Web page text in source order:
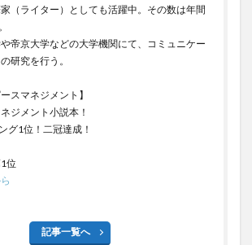
（ライター）としても活躍中。その数は年間
帝京大学などの大学機関にて、コミュニケー
研究を行う。
スマネジメント】
ジメント小説本！
グ1位！二冠達成！
位
記事一覧へ